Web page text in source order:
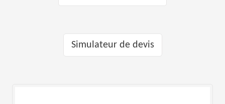
Simulateur de devis